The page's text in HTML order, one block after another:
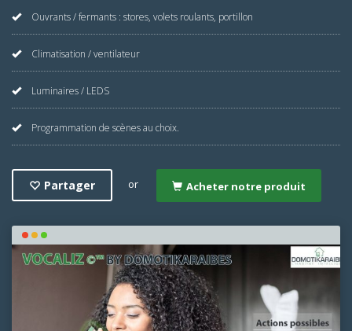
Ouvrants / fermants : stores, volets roulants, portillon
Climatisation / ventilateur
Luminaires / LEDS
Programmation de scènes au choix.
Partager or Acheter notre produit